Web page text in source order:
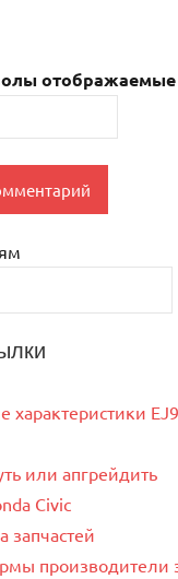
характеристики
или апгрейдить
Civic
запчастей
производители